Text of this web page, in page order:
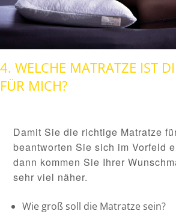
4. WELCHE MATRATZE IST
FÜR MICH?
Damit Sie die richtige Matratze
beantworten Sie sich im Vorfeld
dann kommen Sie Ihrer
sehr viel näher.
Wie groß soll die Matratze sein?